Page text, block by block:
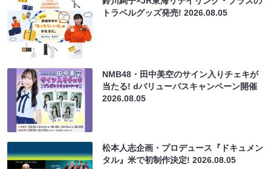
トラベルグッズ発売!2026.08.05
NMB48・田中美空のサイン入りチェキが
当たる! dバリューパスキャンペーン開催
2026.08.05
松本人志企画・プロデュース『ドキュメン
タル』米で初制作決定!2026.08.05